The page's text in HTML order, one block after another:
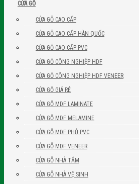
CỬA GỖ
CỬA GỖ CAO CẤP
CỬA GỖ CAO CẤP HÀN QUỐC
CỬA GỖ CAO CẤP PVC
CỬA GỖ CÔNG NGHIỆP HDF
CỬA GỖ CÔNG NGHIỆP HDF VENEER
CỬA GỖ GIÁ RẺ
CỬA GỖ MDF LAMINATE
CỬA GỖ MDF MELAMINE
CỬA GỖ MDF PHỦ PVC
CỬA GỖ MDF VENEER
CỬA GỖ NHÀ TẮM
CỬA GỖ NHÀ VỆ SINH